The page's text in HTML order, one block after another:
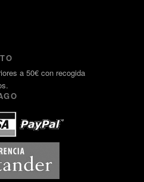
a 50€ con recogida